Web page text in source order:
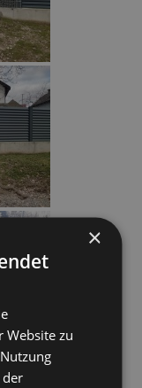
×
Website zu
der